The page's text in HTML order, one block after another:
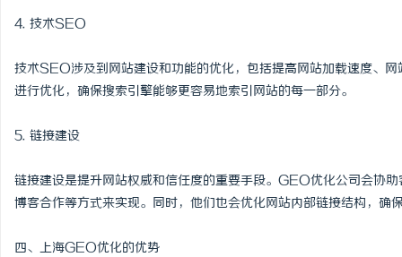
4. 技术SEO
技术SEO涉及到网站建设和功能的优化，包括提高网站加载速度、
进行优化，确保搜索引擎能够更容易地索引网站的每一部分。
5. 链接建设
链接建设是提升网站权威和信任度的重要手段。GEO优化公司会协
博客合作等方式来实现。同时，他们也会优化网站内部链接结构，确
四、上海GEO优化的优势